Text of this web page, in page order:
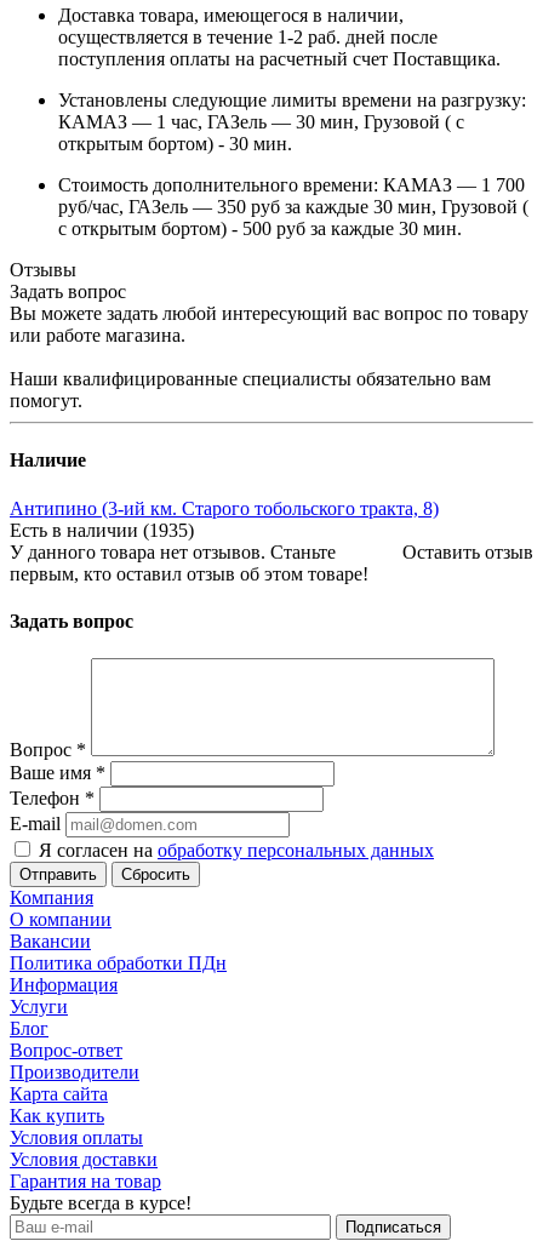
Доставка товара, имеющегося в наличии,
осуществляется в течение 1-2 раб. дней после
поступления оплаты на расчетный счет Поставщика.
Установлены следующие лимиты времени на разгрузку:
КАМАЗ — 1 час, ГАЗель — 30 мин, Грузовой ( с
открытым бортом) - 30 мин.
Стоимость дополнительного времени: КАМАЗ — 1 700
руб/час, ГАЗель — 350 руб за каждые 30 мин, Грузовой (
с открытым бортом) - 500 руб за каждые 30 мин.
Отзывы
Задать вопрос
Вы можете задать любой интересующий вас вопрос по товару
или работе магазина.
Наши квалифицированные специалисты обязательно вам
помогут.
Наличие
Антипино (3-ий км. Старого тобольского тракта, 8)
Есть в наличии (1935)
Оставить отзыв
У данного товара нет отзывов. Станьте
первым, кто оставил отзыв об этом товаре!
Задать вопрос
Вопрос *
Ваше имя *
Телефон *
E-mail
Я согласен на обработку персональных данных
Сбросить
Компания
О компании
Вакансии
Политика обработки ПДн
Информация
Услуги
Блог
Вопрос-ответ
Производители
Карта сайта
Как купить
Условия оплаты
Условия доставки
Гарантия на товар
Будьте всегда в курсе!